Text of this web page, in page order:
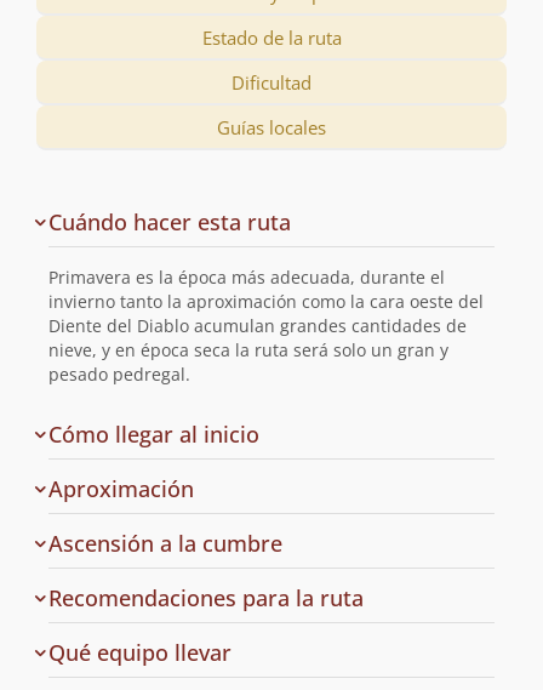
Estado de la ruta
Dificultad
Guías locales
de
la
ruta
Cuándo hacer esta ruta
Primavera es la época más adecuada, durante el
invierno tanto la aproximación como la cara oeste del
Diente del Diablo acumulan grandes cantidades de
nieve, y en época seca la ruta será solo un gran y
pesado pedregal.
Cómo llegar al inicio
la
Aproximación
Ascensión a la cumbre
Recomendaciones para la ruta
Qué equipo llevar